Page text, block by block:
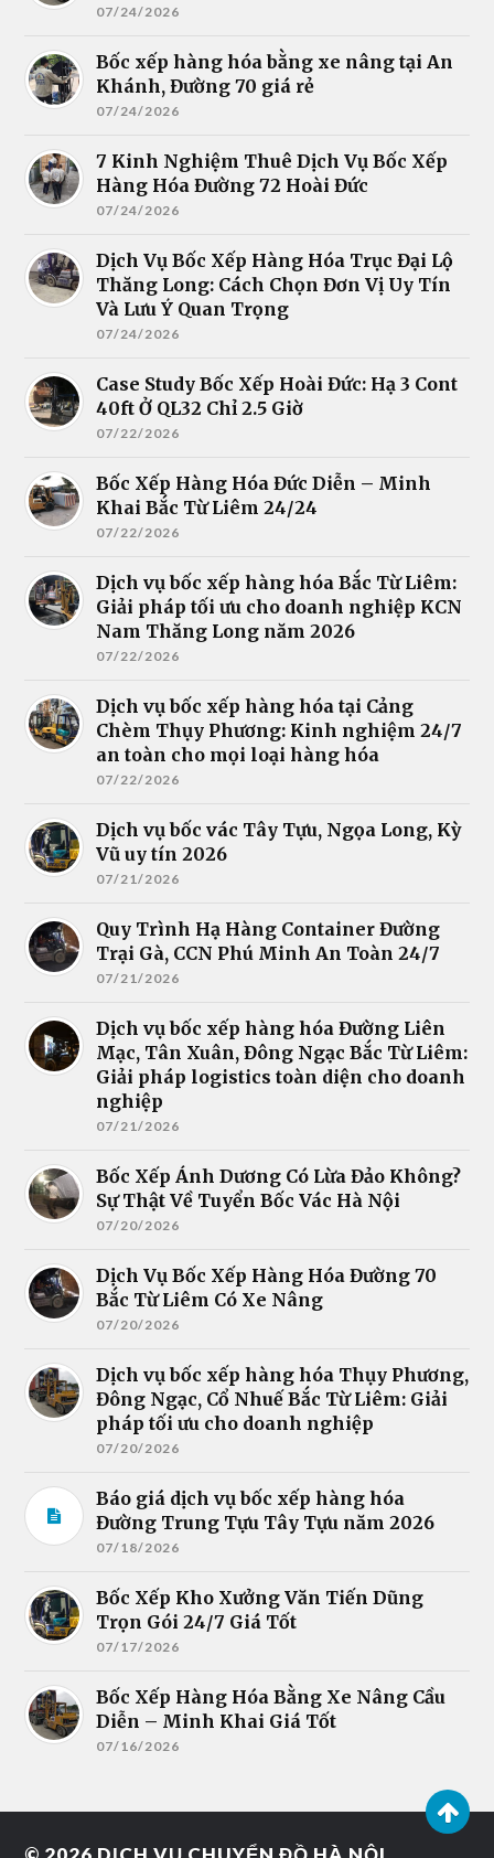
07/24/2026
Bốc xếp hàng hóa bằng xe nâng tại An
Khánh, Đường 70 giá rẻ
07/24/2026
7 Kinh Nghiệm Thuê Dịch Vụ Bốc Xếp
Hàng Hóa Đường 72 Hoài Đức
07/24/2026
Dịch Vụ Bốc Xếp Hàng Hóa Trục Đại Lộ
Thăng Long: Cách Chọn Đơn Vị Uy Tín
Và Lưu Ý Quan Trọng
07/24/2026
Case Study Bốc Xếp Hoài Đức: Hạ 3 Cont
40ft Ở QL32 Chỉ 2.5 Giờ
07/22/2026
Bốc Xếp Hàng Hóa Đức Diễn – Minh
Khai Bắc Từ Liêm 24/24
07/22/2026
Dịch vụ bốc xếp hàng hóa Bắc Từ Liêm:
Giải pháp tối ưu cho doanh nghiệp KCN
Nam Thăng Long năm 2026
07/22/2026
Dịch vụ bốc xếp hàng hóa tại Cảng
Chèm Thụy Phương: Kinh nghiệm 24/7
an toàn cho mọi loại hàng hóa
07/22/2026
Dịch vụ bốc vác Tây Tựu, Ngọa Long, Kỳ
Vũ uy tín 2026
07/21/2026
Quy Trình Hạ Hàng Container Đường
Trại Gà, CCN Phú Minh An Toàn 24/7
07/21/2026
Dịch vụ bốc xếp hàng hóa Đường Liên
Mạc, Tân Xuân, Đông Ngạc Bắc Từ Liêm:
Giải pháp logistics toàn diện cho doanh
nghiệp
07/21/2026
Bốc Xếp Ánh Dương Có Lừa Đảo Không?
Sự Thật Về Tuyển Bốc Vác Hà Nội
07/20/2026
Dịch Vụ Bốc Xếp Hàng Hóa Đường 70
Bắc Từ Liêm Có Xe Nâng
07/20/2026
Dịch vụ bốc xếp hàng hóa Thụy Phương,
Đông Ngạc, Cổ Nhuế Bắc Từ Liêm: Giải
pháp tối ưu cho doanh nghiệp
07/20/2026
Báo giá dịch vụ bốc xếp hàng hóa
Đường Trung Tựu Tây Tựu năm 2026
07/18/2026
Bốc Xếp Kho Xưởng Văn Tiến Dũng
Trọn Gói 24/7 Giá Tốt
07/17/2026
Bốc Xếp Hàng Hóa Bằng Xe Nâng Cầu
Diễn – Minh Khai Giá Tốt
07/16/2026